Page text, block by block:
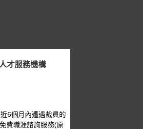
才服務機構
6個月內遭遇裁員的
費職涯諮詢服務(原